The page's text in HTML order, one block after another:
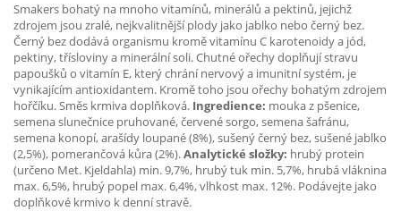
Smakers bohatý na mnoho vitamínů, minerálů a pektinů, jejichž
zdrojem jsou zralé, nejkvalitnější plody jako jablko nebo černý bez.
Černý bez dodává organismu kromě vitamínu C karotenoidy a jód,
pektiny, třísloviny a minerální soli. Chutné ořechy doplňují stravu
papoušků o vitamín E, který chrání nervový a imunitní systém, je
vynikajícím antioxidantem. Kromě toho jsou ořechy bohatým zdrojem
hořčíku. Směs krmiva doplňková. Ingredience: mouka z pšenice,
semena slunečnice pruhované, červené sorgo, semena šafránu,
semena konopí, arašídy loupané (8%), sušený černý bez, sušené jablko
(2,5%), pomerančová kůra (2%).Analytické složky: hrubý protein
(určeno Met. Kjeldahla) min. 9,7%, hrubý tuk min. 5,7%, hrubá vláknina
max. 6,5%, hrubý popel max. 6,4%, vlhkost max. 12%. Podávejte jako
doplňkové krmivo k denní stravě.